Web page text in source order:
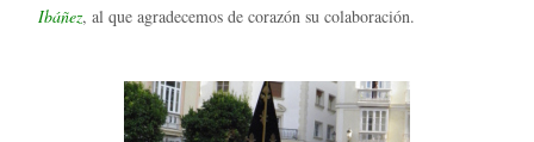
Ibáñez, al que agradecemos de corazón su colaboración.